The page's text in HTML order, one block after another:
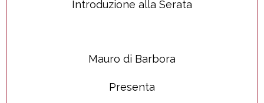
Introduzione alla Serata
Mauro di Barbora
Presenta